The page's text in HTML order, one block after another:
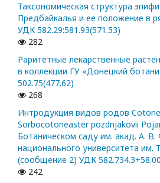
Таксономическая структура
Предбайкалья и ее положение в
УДК 582.29:581.93(571.53)
282
Раритетные лекарственные
в коллекции ГУ «Донецкий
502.75(477.62)
268
Интродукция видов родов
Sorbocotoneaster pozdnjakovii
Ботаническом саду им. акад. А. В.
национального университета им.
(сообщение 2) УДК
242